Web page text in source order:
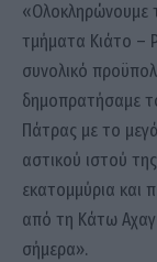
«Ολοκληρώνουμε
τμήματα Κιάτο –
συνολικό
δημοπρατήσαμε
Πάτρας με το
αστικού ιστού
εκατομμύρια και
από τη Κάτω
σήμερα».